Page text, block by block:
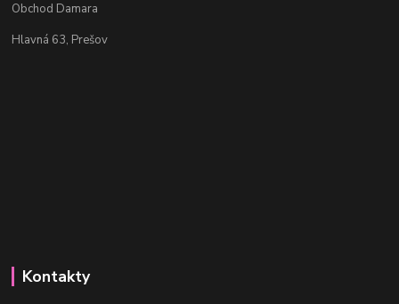
Obchod Damara
Hlavná 63, Prešov
Kontakty